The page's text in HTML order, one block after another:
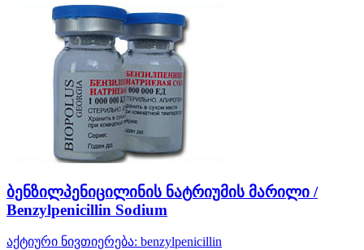
ბენზილპენიცილინის ნატრიუმის მარილი /
Benzylpenicillin Sodium
აქტიური ნივთიერება: benzylpenicillin